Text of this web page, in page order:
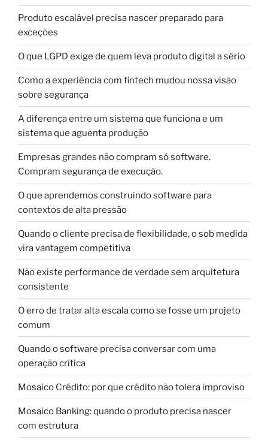
Produto escalável precisa nascer preparado para
exceções
O que LGPD exige de quem leva produto digital a sério
Como a experiência com fintech mudou nossa visão
sobre segurança
A diferença entre um sistema que funciona e um
sistema que aguenta produção
Empresas grandes não compram só software.
Compram segurança de execução.
O que aprendemos construindo software para
contextos de alta pressão
Quando o cliente precisa de flexibilidade, o sob medida
vira vantagem competitiva
Não existe performance de verdade sem arquitetura
consistente
O erro de tratar alta escala como se fosse um projeto
comum
Quando o software precisa conversar com uma
operação crítica
Mosaico Crédito: por que crédito não tolera improviso
Mosaico Banking: quando o produto precisa nascer
com estrutura